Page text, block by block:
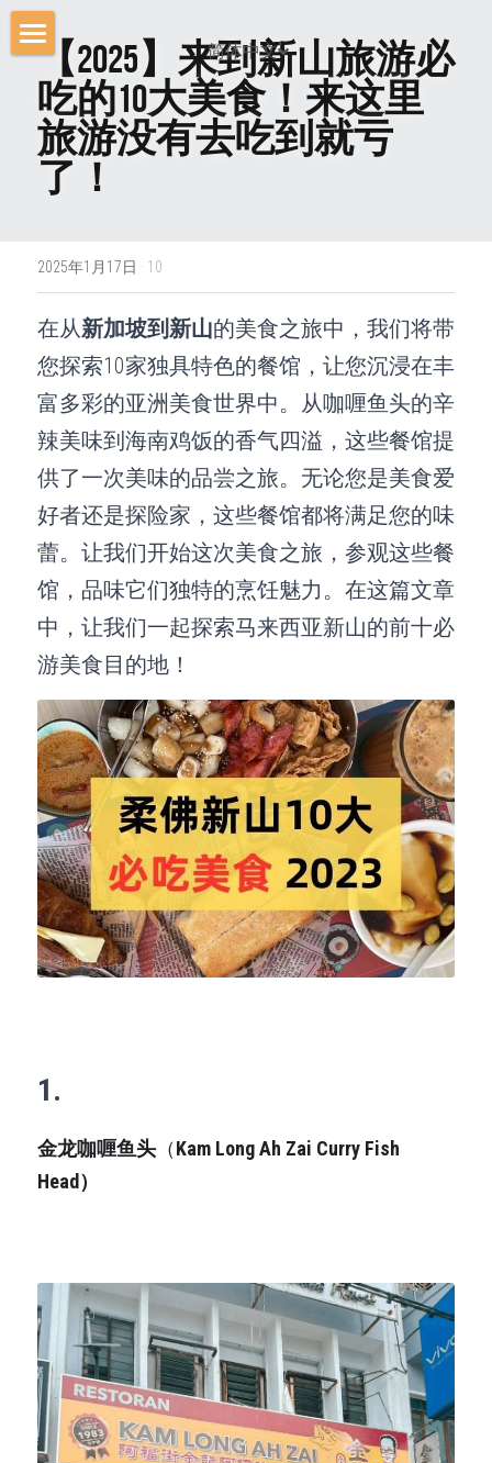
简体中文
首页
价钱表
立即预定
旅游攻略
简体中文
简体中文
ENGLISH
【2025】来到新山旅游必
吃的10大美食！来这里
旅游没有去吃到就亏
了！
2025年1月17日 · 10
在从新加坡到新山的美食之旅中，我们将带
您探索10家独具特色的餐馆，让您沉浸在丰
富多彩的亚洲美食世界中。从咖喱鱼头的辛
辣美味到海南鸡饭的香气四溢，这些餐馆提
供了一次美味的品尝之旅。无论您是美食爱
好者还是探险家，这些餐馆都将满足您的味
蕾。让我们开始这次美食之旅，参观这些餐
馆，品味它们独特的烹饪魅力。在这篇文章
中，让我们一起探索马来西亚新山的前十必
游美食目的地！
1.
金龙咖喱鱼头 （Kam Long Ah Zai Curry Fish
Head）